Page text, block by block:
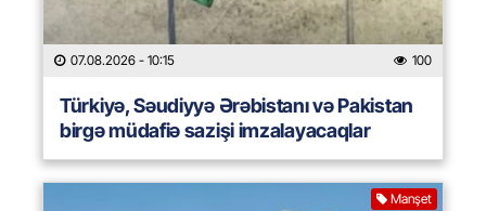
07.08.2026 - 10:15 100
Türkiyə, Səudiyyə Ərəbistanı və Pakistan
birgə müdafiə sazişi imzalayacaqlar
Manşet